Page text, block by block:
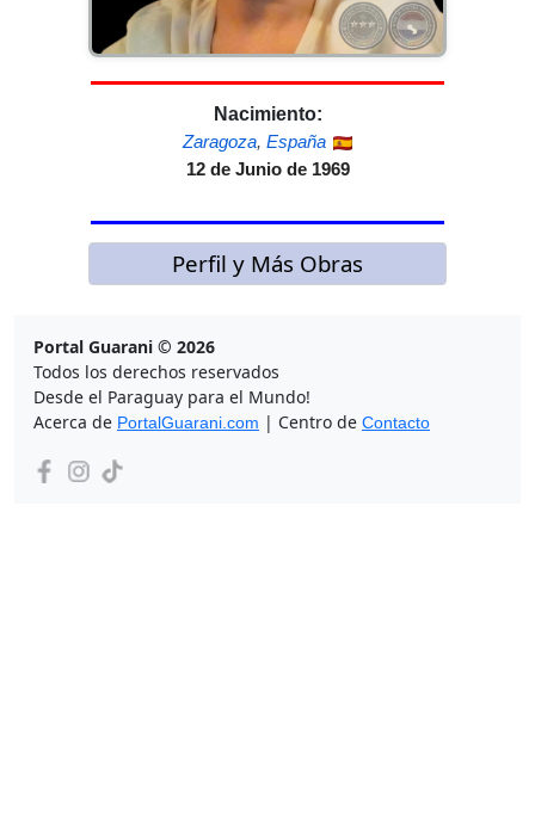
Nacimiento:
Zaragoza, España
12 de Junio de 1969
Perfil y Más Obras
Portal Guarani © 2026
Todos los derechos reservados
Desde el Paraguay para el Mundo!
Acerca de PortalGuarani.com | Centro de Contacto